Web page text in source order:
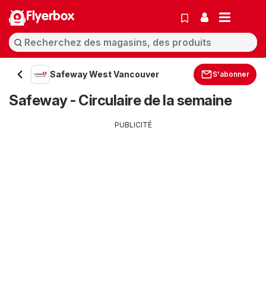
Flyerbox
Safeway West Vancouver S'abonner
Safeway - Circulaire de la semaine
PUBLICITÉ